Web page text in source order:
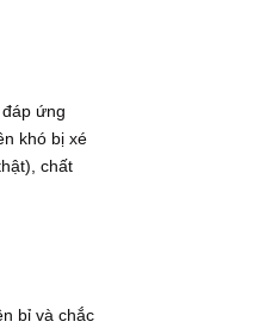
ứng
khó bị xé
chất
bỉ và chắc